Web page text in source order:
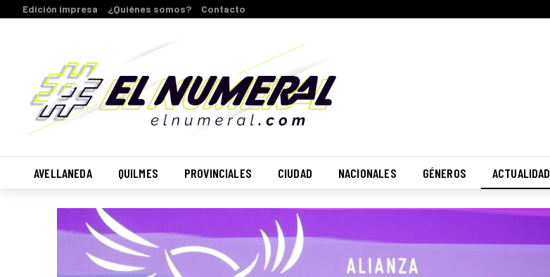
Edición impresa ¿Quiénes somos? Contacto
AVELLANEDA QUILMES PROVINCIALES CIUDAD NACIONALES GÉNEROS ACTUALIDAD